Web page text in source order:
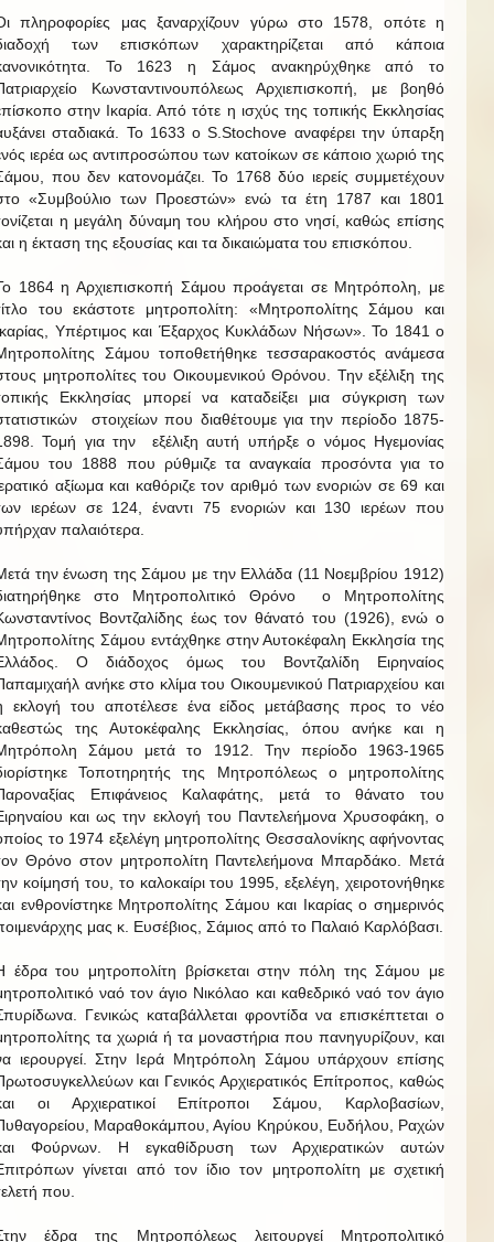
πληροφορίες μας ξαναρχίζουν γύρω στο 1578, οπότε η
των επισκόπων χαρακτηρίζεται από κάποια
Το 1623 η Σάμος ανακηρύχθηκε από το
Κωνσταντινουπόλεως Αρχιεπισκοπή, με βοηθό
στην Ικαρία. Από τότε η ισχύς της τοπικής Εκκλησίας
σταδιακά. Το 1633 ο S.Stochove αναφέρει την ύπαρξη
ιερέα ως αντιπροσώπου των κατοίκων σε κάποιο χωριό της
που δεν κατονομάζει. Το 1768 δύο ιερείς συμμετέχουν
«Συμβούλιο των Προεστών» ενώ τα έτη 1787 και 1801
η μεγάλη δύναμη του κλήρου στο νησί, καθώς επίσης
η έκταση της εξουσίας και τα δικαιώματα του επισκόπου.
1864 η Αρχιεπισκοπή Σάμου προάγεται σε Μητρόπολη, με
του εκάστοτε μητροπολίτη: «Μητροπολίτης Σάμου και
Υπέρτιμος και Έξαρχος Κυκλάδων Νήσων». Το 1841 ο
Σάμου τοποθετήθηκε τεσσαρακοστός ανάμεσα
μητροπολίτες του Οικουμενικού Θρόνου. Την εξέλιξη της
Εκκλησίας μπορεί να καταδείξει μια σύγκριση των
στοιχείων που διαθέτουμε για την περίοδο 1875-
Τομή για την εξέλιξη αυτή υπήρξε ο νόμος Ηγεμονίας
του 1888 που ρύθμιζε τα αναγκαία προσόντα για το
αξίωμα και καθόριζε τον αριθμό των ενοριών σε 69 και
ιερέων σε 124, έναντι 75 ενοριών και 130 ιερέων που
παλαιότερα.
την ένωση της Σάμου με την Ελλάδα (11 Νοεμβρίου 1912)
στο Μητροπολιτικό Θρόνο ο Μητροπολίτης
Βοντζαλίδης έως τον θάνατό του (1926), ενώ ο
Σάμου εντάχθηκε στην Αυτοκέφαλη Εκκλησία της
Ο διάδοχος όμως του Βοντζαλίδη Ειρηναίος
ανήκε στο κλίμα του Οικουμενικού Πατριαρχείου και
εκλογή του αποτέλεσε ένα είδος μετάβασης προς το νέο
της Αυτοκέφαλης Εκκλησίας, όπου ανήκε και η
Σάμου μετά το 1912. Την περίοδο 1963-1965
Τοποτηρητής της Μητροπόλεως ο μητροπολίτης
Επιφάνειος Καλαφάτης, μετά το θάνατο του
και ως την εκλογή του Παντελεήμονα Χρυσοφάκη, ο
το 1974 εξελέγη μητροπολίτης Θεσσαλονίκης αφήνοντας
Θρόνο στον μητροπολίτη Παντελεήμονα Μπαρδάκο. Μετά
κοίμησή του, το καλοκαίρι του 1995, εξελέγη, χειροτονήθηκε
ενθρονίστηκε Μητροπολίτης Σάμου και Ικαρίας ο σημερινός
μας κ. Ευσέβιος, Σάμιος από το Παλαιό Καρλόβασι.
έδρα του μητροπολίτη βρίσκεται στην πόλη της Σάμου με
ναό τον άγιο Νικόλαο και καθεδρικό ναό τον άγιο
Γενικώς καταβάλλεται φροντίδα να επισκέπτεται ο
τα χωριά ή τα μοναστήρια που πανηγυρίζουν, και
ιερουργεί. Στην Ιερά Μητρόπολη Σάμου υπάρχουν επίσης
και Γενικός Αρχιερατικός Επίτροπος, καθώς
οι Αρχιερατικοί Επίτροποι Σάμου, Καρλοβασίων,
Μαραθοκάμπου, Αγίου Κηρύκου, Ευδήλου, Ραχών
Φούρνων. Η εγκαθίδρυση των Αρχιερατικών αυτών
γίνεται από τον ίδιο τον μητροπολίτη με σχετική
που.
έδρα της Μητροπόλεως λειτουργεί Μητροπολιτικό